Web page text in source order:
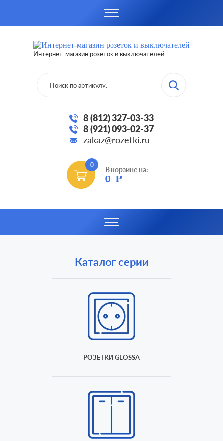
Интернет-магазин розеток и выключателей
8 (812) 327-03-33
8 (921) 093-02-37
zakaz@rozetki.ru
0
В корзине на:
0 Р
Каталог серии
РОЗЕТКИ GLOSSA